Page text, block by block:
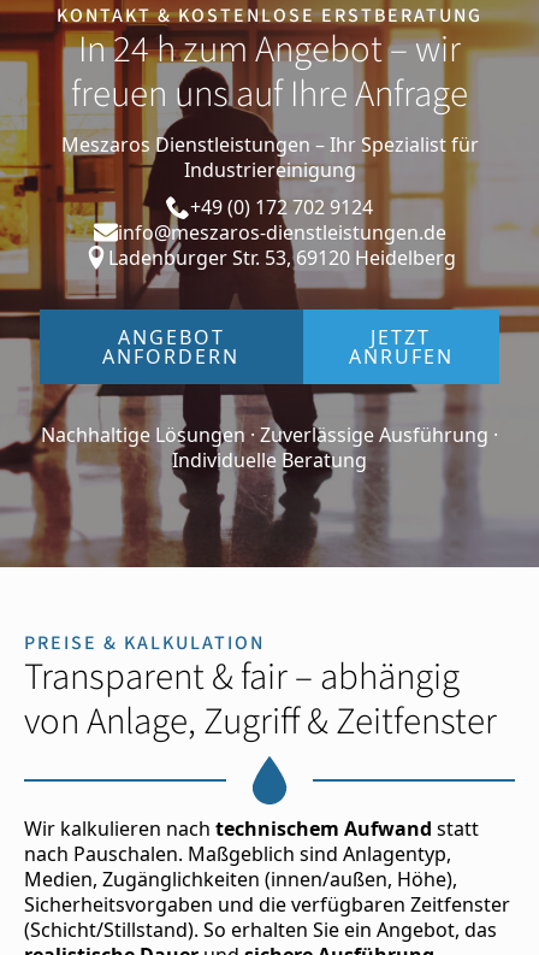
KONTAKT & KOSTENLOSE ERSTBERATUNG
In 24 h zum Angebot – wir
freuen uns auf Ihre Anfrage
Meszaros Dienstleistungen – Ihr Spezialist für
Industriereinigung
+49 (0) 172 702 9124
info@meszaros-dienstleistungen.de
Ladenburger Str. 53, 69120 Heidelberg
ANGEBOT
ANFORDERN
JETZT
ANRUFEN
Nachhaltige Lösungen · Zuverlässige Ausführung ·
Individuelle Beratung
PREISE & KALKULATION
Transparent & fair – abhängig
von Anlage, Zugriff & Zeitfenster
Wir kalkulieren nach technischem Aufwand statt
nach Pauschalen. Maßgeblich sind Anlagentyp,
Medien, Zugänglichkeiten (innen/außen, Höhe),
Sicherheitsvorgaben und die verfügbaren Zeitfenster
(Schicht/Stillstand). So erhalten Sie ein Angebot, das